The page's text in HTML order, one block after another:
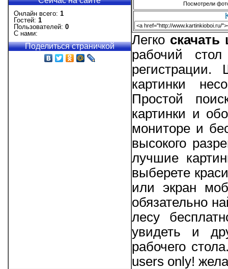
Онлайн всего: 1
Гостей: 1
Пользователей: 0
С нами:
Поделиться страничкой
Посмотрели
Легко
рабочий
картинки
Простой
картинки и
мониторе и
высокого
лучшие
выберете
или экран
обязательно
лесу
увидеть и
рабочего
users only!